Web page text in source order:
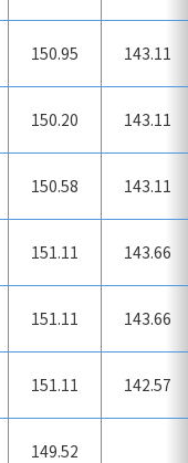
150.95 143.11
150.20 143.11
150.58 143.11
151.11 143.66
151.11 143.66
151.11 142.57
149.52